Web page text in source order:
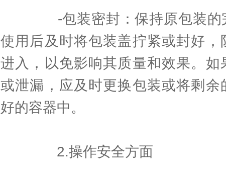
-包装密封：保持原包装的
使用后及时将包装盖拧紧或封好，
进入，以免影响其质量和效果。如
或泄漏，应及时更换包装或将剩余
好的容器中。
2.操作安全方面